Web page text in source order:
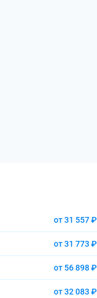
от 31 557 ₽
от 31 773 ₽
от 56 898 ₽
от 32 083 ₽